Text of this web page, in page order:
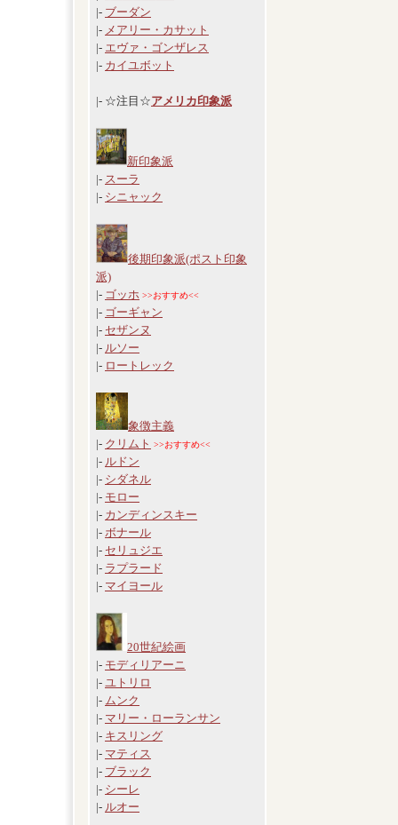
|- ブーダン
|- メアリー・カサット
|- エヴァ・ゴンザレス
|- カイユボット
|- ☆注目☆アメリカ印象派
新印象派
|- スーラ
|- シニャック
後期印象派(ポスト印象
派)
|- ゴッホ >>おすすめ<<
|- ゴーギャン
|- セザンヌ
|- ルソー
|- ロートレック
象徴主義
|- クリムト >>おすすめ<<
|- ルドン
|- シダネル
|- モロー
|- カンディンスキー
|- ボナール
|- セリュジエ
|- ラプラード
|- マイヨール
20世紀絵画
|- モディリアーニ
|- ユトリロ
|- ムンク
|- マリー・ローランサン
|- キスリング
|- マティス
|- ブラック
|- シーレ
|- ルオー